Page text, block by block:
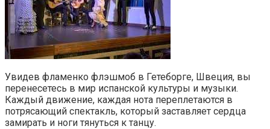
Увидев фламенко флэшмоб в Гетеборге, Швеция, вы
перенесетесь в мир испанской культуры и музыки.
Каждый движение, каждая нота переплетаются в
потрясающий спектакль, который заставляет сердца
замирать и ноги тянуться к танцу.